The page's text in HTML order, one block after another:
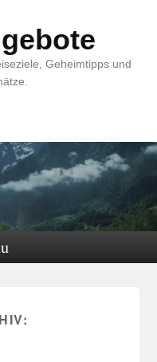
Geheimtipps und